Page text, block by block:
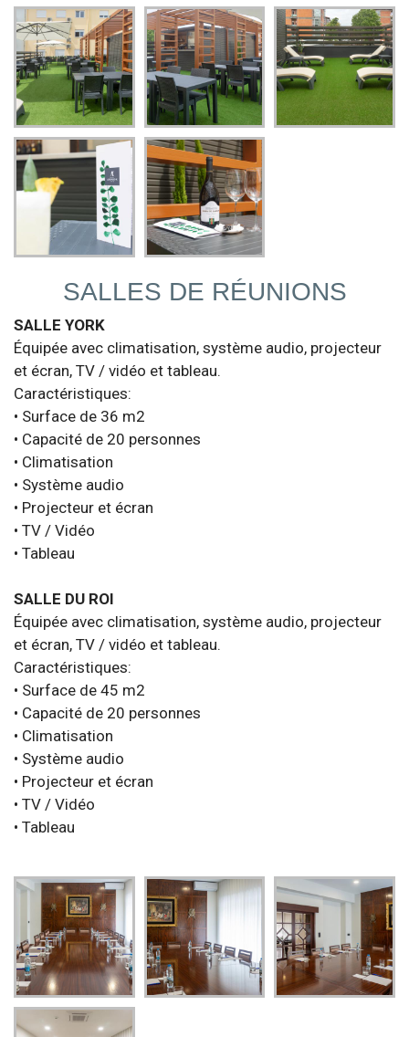
SALLES DE RÉUNIONS
SALLE YORK
Équipée avec climatisation, système audio, projecteur
et écran, TV / vidéo et tableau.
Caractéristiques:
• Surface de 36 m2
• Capacité de 20 personnes
• Climatisation
• Système audio
• Projecteur et écran
• TV / Vidéo
• Tableau
SALLE DU ROI
Équipée avec climatisation, système audio, projecteur
et écran, TV / vidéo et tableau.
Caractéristiques:
• Surface de 45 m2
• Capacité de 20 personnes
• Climatisation
• Système audio
• Projecteur et écran
• TV / Vidéo
• Tableau